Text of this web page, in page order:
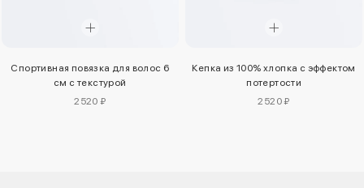
Спортивная повязка для волос 6
см с текстурой
2520 ₽
Кепка из 100% хлопка с эффектом
потертости
2520 ₽